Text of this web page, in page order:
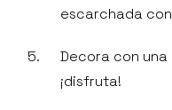
escarchada
Decora con
¡disfruta!